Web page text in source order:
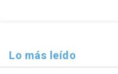
Lo más leído